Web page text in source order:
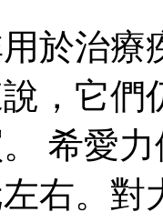
於治療
，它們
希愛
右。